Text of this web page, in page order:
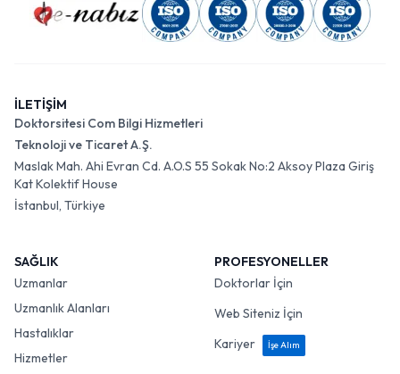
İLETİŞİM
Doktorsitesi Com Bilgi Hizmetleri
Teknoloji ve Ticaret A.Ş.
Maslak Mah. Ahi Evran Cd. A.O.S 55 Sokak No:2 Aksoy Plaza Giriş
Kat Kolektif House
İstanbul, Türkiye
SAĞLIK
Uzmanlar
Uzmanlık Alanları
Hastalıklar
Hizmetler
PROFESYONELLER
Doktorlar İçin
Web Siteniz İçin
Kariyer
İşe Alım